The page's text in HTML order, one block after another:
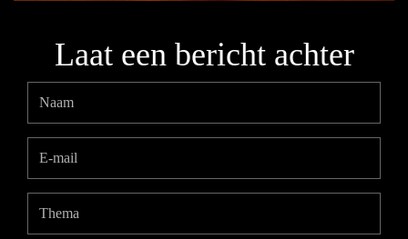
Laat een bericht achter